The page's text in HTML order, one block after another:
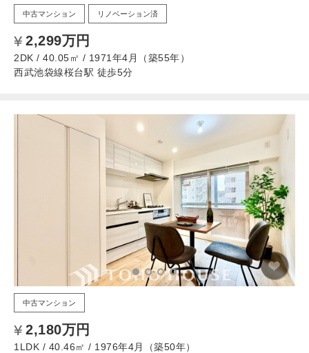
中古マンション リノベーション済
2,299万円
2DK / 40.05㎡ / 1971年4月（築55年）
西武池袋線桜台駅 徒歩5分
中古マンション
2,180万円
1LDK / 40.46㎡ / 1976年4月（築50年）